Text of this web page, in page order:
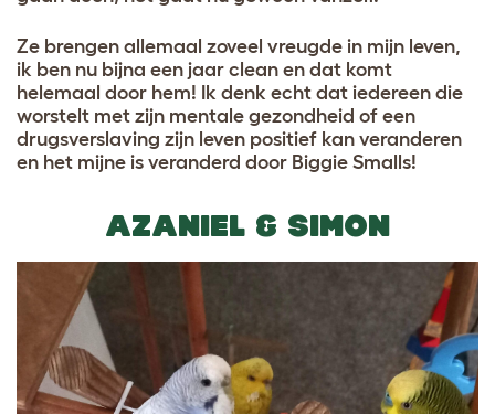
Ze brengen allemaal zoveel vreugde in mijn leven,
ik ben nu bijna een jaar clean en dat komt
helemaal door hem! Ik denk echt dat iedereen die
worstelt met zijn mentale gezondheid of een
drugsverslaving zijn leven positief kan veranderen
en het mijne is veranderd door Biggie Smalls!
AZANIEL & SIMON